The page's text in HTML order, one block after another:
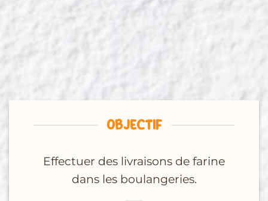
OBJECTIF
Effectuer des livraisons de farine
dans les boulangeries.